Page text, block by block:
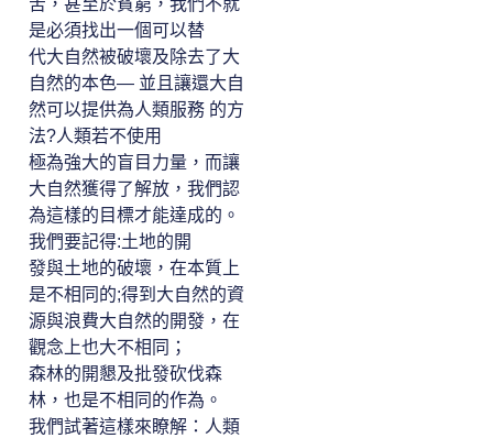
苦，甚至於貧窮，我們不就
是必須找出一個可以替
代大自然被破壞及除去了大
自然的本色― 並且讓還大自
然可以提供為人類服務 的方
法?人類若不使用
極為強大的盲目力量，而讓
大自然獲得了解放，我們認
為這樣的目標才能達成的。
我們要記得:土地的開
發與土地的破壞，在本質上
是不相同的;得到大自然的資
源與浪費大自然的開發，在
觀念上也大不相同；
森林的開懇及批發砍伐森
林，也是不相同的作為。
我們試著這樣來瞭解：人類